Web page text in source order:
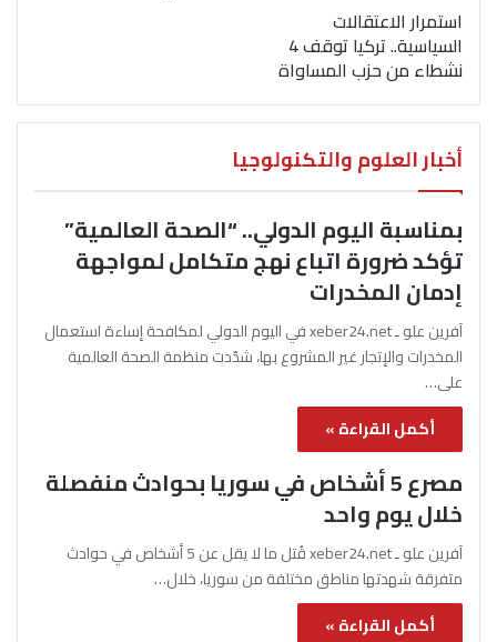
استمرار الاعتقالات
السياسية.. تركيا توقف 4
نشطاء من حزب المساواة
أخبار العلوم والتكنولوجيا
بمناسبة اليوم الدولي.. “الصحة العالمية”
تؤكد ضرورة اتباع نهج متكامل لمواجهة
إدمان المخدرات
آفرين علو ـ xeber24.net في اليوم الدولي لمكافحة إساءة استعمال
المخدرات والإتجار غير المشروع بها، شدّدت منظمة الصحة العالمية
على…
أكمل القراءة »
مصرع 5 أشخاص في سوريا بحوادث منفصلة
خلال يوم واحد
آفرين علو ـ xeber24.net قُتل ما لا يقل عن 5 أشخاص في حوادث
متفرقة شهدتها مناطق مختلفة من سوريا، خلال…
أكمل القراءة »